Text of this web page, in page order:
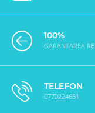
100%
GARANTAREA
TELEFON
0770224651